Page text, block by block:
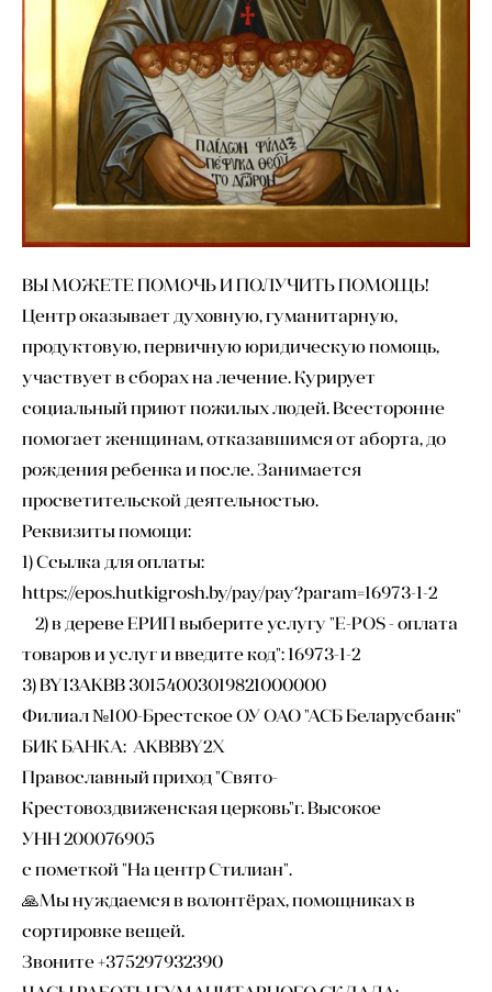
ВЫ МОЖЕТЕ ПОМОЧЬ И ПОЛУЧИТЬ ПОМОЩЬ!
Центр оказывает духовную, гуманитарную,
продуктовую, первичную юридическую помощь,
участвует в сборах на лечение. Курирует
социальный приют пожилых людей. Всесторонне
помогает женщинам, отказавшимся от аборта, до
рождения ребенка и после. Занимается
просветительской деятельностью.
Реквизиты помощи:
1) Ссылка для оплаты:
https://epos.hutkigrosh.by/pay/pay?param=16973-1-2
2) в дереве ЕРИП выберите услугу "E-POS - оплата
товаров и услуг и введите код": 16973-1-2
3) BY13AKBB 30154003019821000000
Филиал №100-Брестское ОУ ОАО "АСБ Беларусбанк"
БИК БАНКА: AKBBBY2X
Православный приход "Свято-
Крестовоздвиженская церковь"г. Высокое
УНН 200076905
с пометкой "На центр Стилиан".
🙏Мы нуждаемся в волонтёрах, помощниках в
сортировке вещей.
Звоните +375297932390